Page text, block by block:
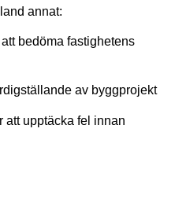
annat:
bedöma fastighetens
av byggprojekt
att upptäcka fel innan